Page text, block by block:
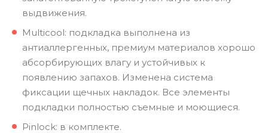
выдвижения.
Multicool: подкладка выполнена из
антиаллергенных, премиум материалов хорошо
абсорбирующих влагу и устойчивых к
появлению запахов. Изменена система
фиксации щечных накладок. Все элементы
подкладки полностью съемные и моющиеся.
Pinlock: в комплекте.